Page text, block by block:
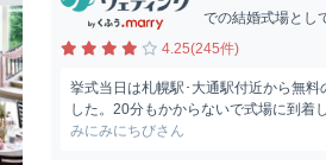
での結婚式場とし
4.25(245件)
挙式当日は札幌駅･大通駅付近から無
した。20分もかからないで式場に到着
みにみにちびさん